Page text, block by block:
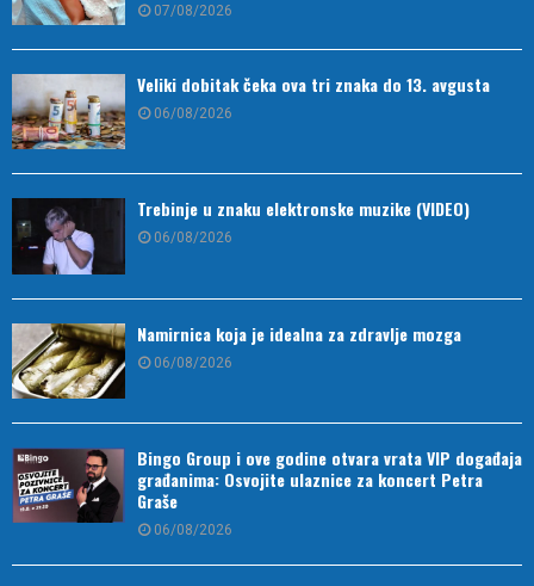
07/08/2026
Veliki dobitak čeka ova tri znaka do 13. avgusta
06/08/2026
Trebinje u znaku elektronske muzike (VIDEO)
06/08/2026
Namirnica koja je idealna za zdravlje mozga
06/08/2026
Bingo Group i ove godine otvara vrata VIP događaja
građanima: Osvojite ulaznice za koncert Petra
Graše
06/08/2026